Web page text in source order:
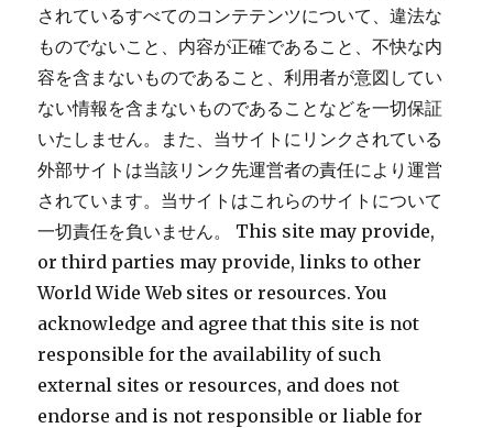
されているすべてのコンテテンツについて、違法な
ものでないこと、内容が正確であること、不快な内
容を含まないものであること、利用者が意図してい
ない情報を含まないものであることなどを一切保証
いたしません。また、当サイトにリンクされている
外部サイトは当該リンク先運営者の責任により運営
されています。当サイトはこれらのサイトについて
一切責任を負いません。 This site may provide,
or third parties may provide, links to other
World Wide Web sites or resources. You
acknowledge and agree that this site is not
responsible for the availability of such
external sites or resources, and does not
endorse and is not responsible or liable for